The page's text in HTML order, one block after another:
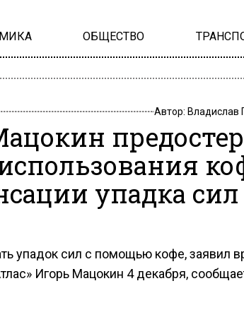
ОБЩЕСТВО
Автор: Владислав
упадка сил
упадок сил с помощью кофе, заявил
Игорь Мацокин 4 декабря,